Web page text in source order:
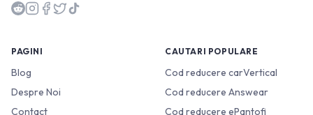
PAGINI
Blog
Despre Noi
Contact
CAUTARI POPULARE
Cod reducere carVertical
Cod reducere Answear
Cod reducere ePantofi